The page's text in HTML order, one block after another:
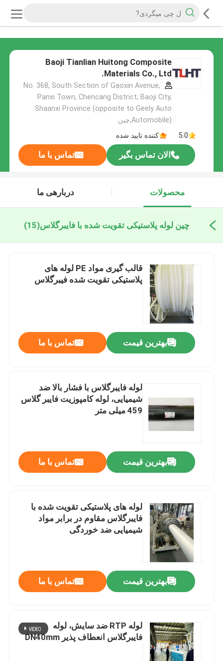
Baoji Tianlian Huitong Composite
Materials Co., Ltd.
No. 368, South Section of Gaoxin Avenue,
Panxi Town, Chencang District, Baoji City,
Shaanxi Province (opposite to Geely Auto
Automobile),چین
5.0
کننده تایید شده
الان تماس بگیر تماس با ما
محصولات دربارهی ما
چین لوله پلاستیکی تقویت شده با فایبرگلاس(15)
قالب گیری مواد PE لوله های
پلاستیکی تقویت شده فیبرگلاس
بهترین قیمت تماس با ما
لوله فایبرگلاس با فشار بالا ضد
شیمیایی، لوله کامپوزیت فایبر گلاس
459 میلی متر
بهترین قیمت تماس با ما
لوله های پلاستیکی تقویت شده با
فایبرگلاس مقاوم در برابر مواد
شیمیایی ضد خوردگی
بهترین قیمت تماس با ما
لوله RTP ضد سایش، لوله
فایبرگلاس انعطاف پذیر DN40mm